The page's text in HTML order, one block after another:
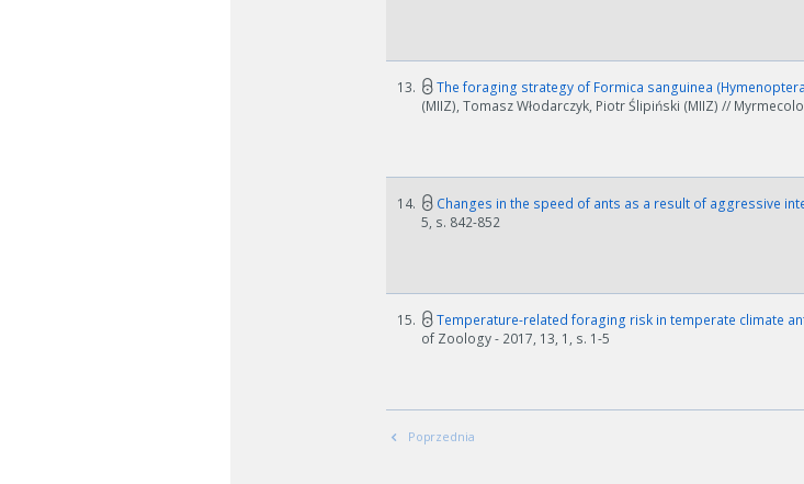
13. The foraging strategy of Formica sanguinea
(MIIZ), Tomasz Włodarczyk, Piotr Ślipiński (MIIZ) //
14. Changes in the speed of ants as a result of aggressive
5, s. 842-852
15. Temperature-related foraging risk in temperate climate
of Zoology - 2017, 13, 1, s. 1-5
Poprzednia